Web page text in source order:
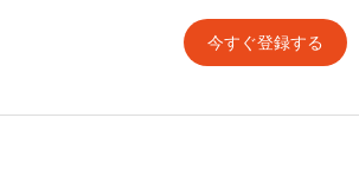
今すぐ登録する